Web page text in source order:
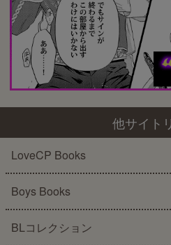
他サイト
LoveCP Books
Boys Books
BLコレクション